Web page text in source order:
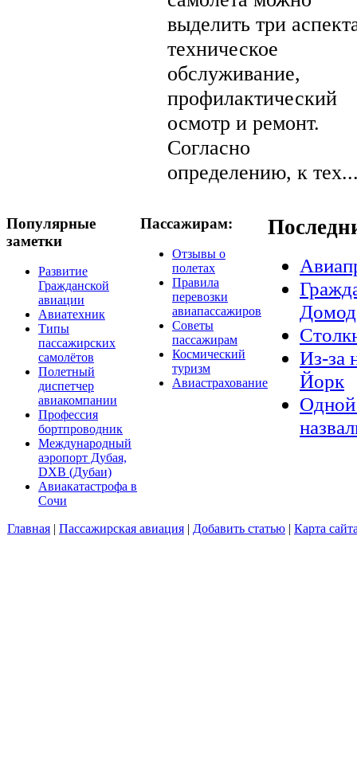
выделить три
техническое
обслуживание,
профилактический
осмотр и ремонт.
Согласно
определению, к
Популярные
заметки
Развитие
Гражданской
авиации
Авиатехник
Типы
пассажирских
самолётов
Полетный
диспетчер
авиакомпании
Профессия
бортпроводник
Международный
аэропорт Дубая,
DXB (Дубаи)
Авиакатастрофа в
Сочи
Пассажирам:
Отзывы о
полетах
Правила
перевозки
авиапассажиров
Советы
пассажирам
Космический
туризм
Авиастрахование
Из-за
Йорк
Одной
Главная | Пассажирская авиация | Добавить статью | Карта